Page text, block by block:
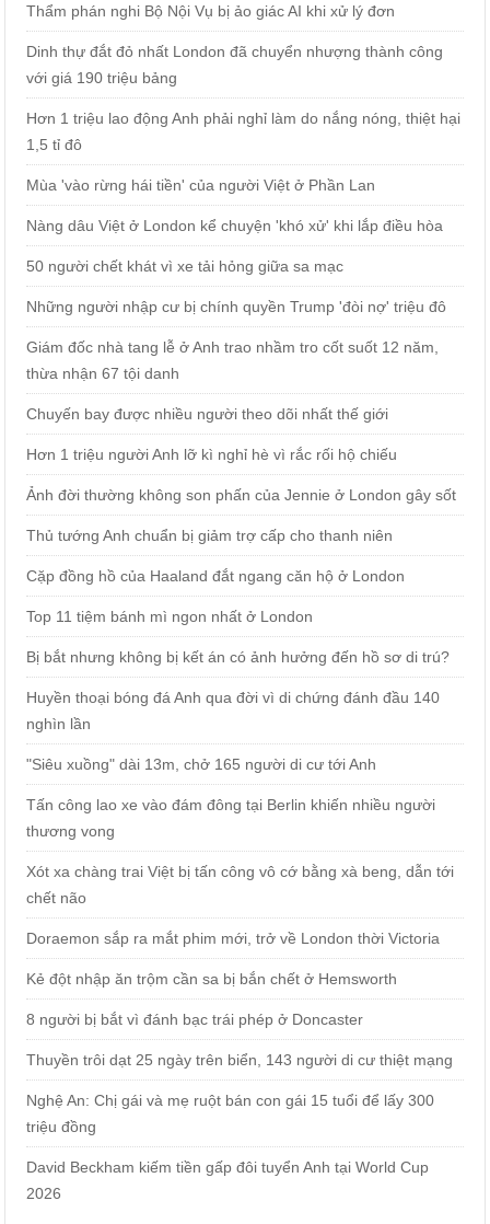
Thẩm phán nghi Bộ Nội Vụ bị ảo giác AI khi xử lý đơn
Dinh thự đắt đỏ nhất London đã chuyển nhượng thành công
với giá 190 triệu bảng
Hơn 1 triệu lao động Anh phải nghỉ làm do nắng nóng, thiệt hại
1,5 tỉ đô
Mùa 'vào rừng hái tiền' của người Việt ở Phần Lan
Nàng dâu Việt ở London kể chuyện 'khó xử' khi lắp điều hòa
50 người chết khát vì xe tải hỏng giữa sa mạc
Những người nhập cư bị chính quyền Trump 'đòi nợ' triệu đô
Giám đốc nhà tang lễ ở Anh trao nhầm tro cốt suốt 12 năm,
thừa nhận 67 tội danh
Chuyến bay được nhiều người theo dõi nhất thế giới
Hơn 1 triệu người Anh lỡ kì nghỉ hè vì rắc rối hộ chiếu
Ảnh đời thường không son phấn của Jennie ở London gây sốt
Thủ tướng Anh chuẩn bị giảm trợ cấp cho thanh niên
Cặp đồng hồ của Haaland đắt ngang căn hộ ở London
Top 11 tiệm bánh mì ngon nhất ở London
Bị bắt nhưng không bị kết án có ảnh hưởng đến hồ sơ di trú?
Huyền thoại bóng đá Anh qua đời vì di chứng đánh đầu 140
nghìn lần
"Siêu xuồng" dài 13m, chở 165 người di cư tới Anh
Tấn công lao xe vào đám đông tại Berlin khiến nhiều người
thương vong
Xót xa chàng trai Việt bị tấn công vô cớ bằng xà beng, dẫn tới
chết não
Doraemon sắp ra mắt phim mới, trở về London thời Victoria
Kẻ đột nhập ăn trộm cần sa bị bắn chết ở Hemsworth
8 người bị bắt vì đánh bạc trái phép ở Doncaster
Thuyền trôi dạt 25 ngày trên biển, 143 người di cư thiệt mạng
Nghệ An: Chị gái và mẹ ruột bán con gái 15 tuổi để lấy 300
triệu đồng
David Beckham kiếm tiền gấp đôi tuyển Anh tại World Cup
2026